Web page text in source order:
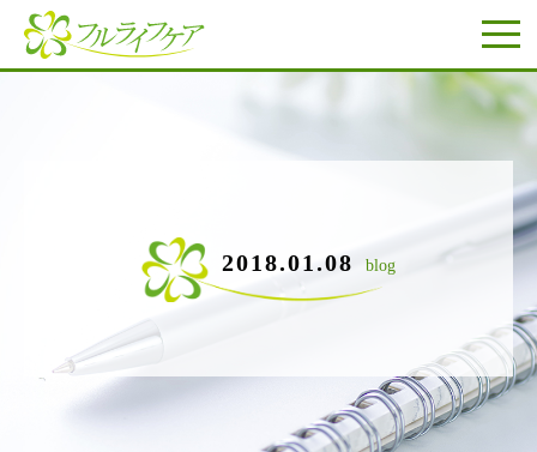
2018.01.08 blog